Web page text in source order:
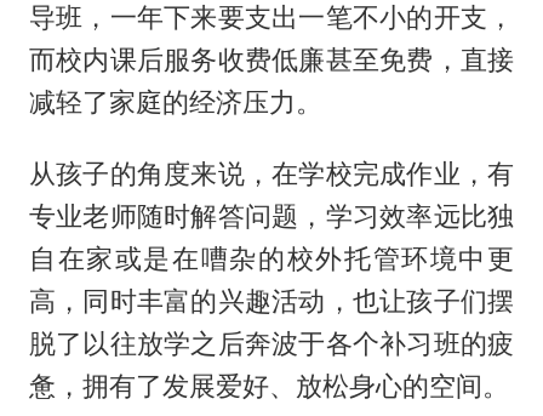
导班，一年下来要支出一笔不小的开支，
而校内课后服务收费低廉甚至免费，直接
减轻了家庭的经济压力。
从孩子的角度来说，在学校完成作业，有
专业老师随时解答问题，学习效率远比独
自在家或是在嘈杂的校外托管环境中更
高，同时丰富的兴趣活动，也让孩子们摆
脱了以往放学之后奔波于各个补习班的疲
惫，拥有了发展爱好、放松身心的空间。